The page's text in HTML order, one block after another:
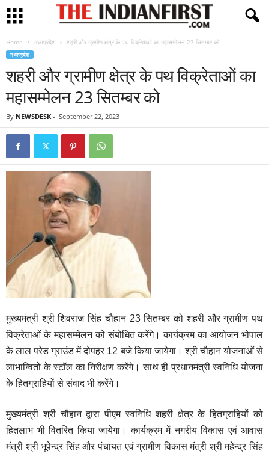
Home मध्यप्रदेश शहरी और ग्रामीण क्षेत्र के पथ विक्रेताओं का महासम्मेलन 23 सितम्बर को
मध्यप्रदेश
शहरी और ग्रामीण क्षेत्र के पथ विक्रेताओं का
महासम्मेलन 23 सितम्बर को
By NEWSDESK - September 22, 2023
मुख्यमंत्री श्री शिवराज सिंह चौहान 23 सितम्बर को शहरी और ग्रामीण पथ
विक्रेताओं के महासम्मेलन को संबोधित करेंगे। कार्यक्रम का आयोजन भोपाल
के लाल परेड ग्राउंड में दोपहर 12 बजे किया जायेगा। श्री चौहान योजनाओं से
लाभान्वितों के स्टॉल का निरीक्षण करेंगे। साथ ही प्रधानमंत्री स्वनिधि योजना
के हितग्राहियों से संवाद भी करेंगे।
मुख्यमंत्री श्री चौहान द्वारा पीएम स्वनिधि शहरी क्षेत्र के हितग्राहियों को
हितलाभ भी वितरित किया जायेगा। कार्यक्रम में नगरीय विकास एवं आवास
मंत्री श्री भूपेन्द्र सिंह और पंचायत एवं ग्रामीण विकास मंत्री श्री महेन्द्र सिंह